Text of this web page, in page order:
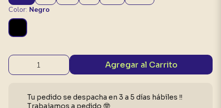
Color: Negro
Agregar al Carrito
Tu pedido se despacha en 3 a 5 días hábiles ‼️
Trabajamos a pedido 🤓